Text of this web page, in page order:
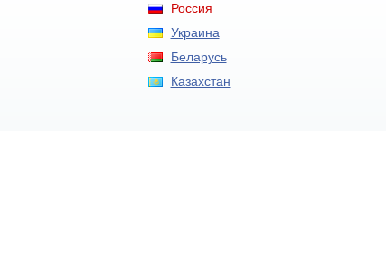
Россия
Украина
Беларусь
Казахстан